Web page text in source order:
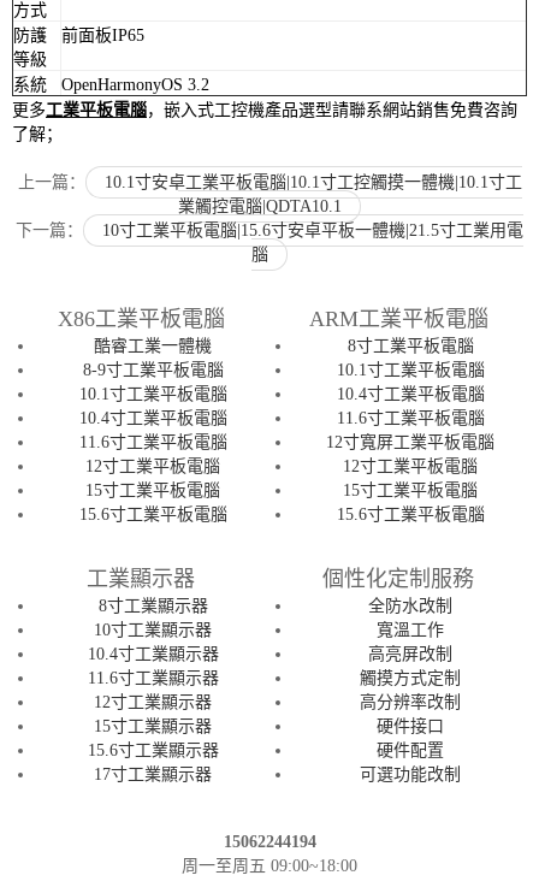
方式
防護
等級
前面板IP65
系統 OpenHarmonyOS 3.2
更多工業平板電腦，嵌入式工控機產品選型請聯系網站銷售免費咨詢
了解；
上一篇：
10.1寸安卓工業平板電腦|10.1寸工控觸摸一體機|10.1寸工
業觸控電腦|QDTA10.1
下一篇：
10寸工業平板電腦|15.6寸安卓平板一體機|21.5寸工業用電
腦
X86工業平板電腦
酷睿工業一體機
8-9寸工業平板電腦
10.1寸工業平板電腦
10.4寸工業平板電腦
11.6寸工業平板電腦
12寸工業平板電腦
15寸工業平板電腦
15.6寸工業平板電腦
ARM工業平板電腦
8寸工業平板電腦
10.1寸工業平板電腦
10.4寸工業平板電腦
11.6寸工業平板電腦
12寸寬屏工業平板電腦
12寸工業平板電腦
15寸工業平板電腦
15.6寸工業平板電腦
工業顯示器
8寸工業顯示器
10寸工業顯示器
10.4寸工業顯示器
11.6寸工業顯示器
12寸工業顯示器
15寸工業顯示器
15.6寸工業顯示器
17寸工業顯示器
個性化定制服務
全防水改制
寬溫工作
高亮屏改制
觸摸方式定制
高分辨率改制
硬件接口
硬件配置
可選功能改制
15062244194
周一至周五 09:00~18:00